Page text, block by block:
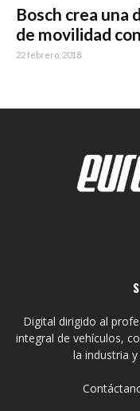
Bosch crea una
de movilidad
22 febrero, 2018
Digital dirigido al
integral de vehículos,
la industria